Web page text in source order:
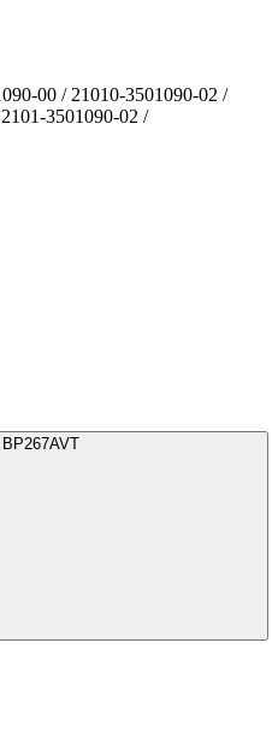
00 / 21010-3501090-02 /
3501090-02 /